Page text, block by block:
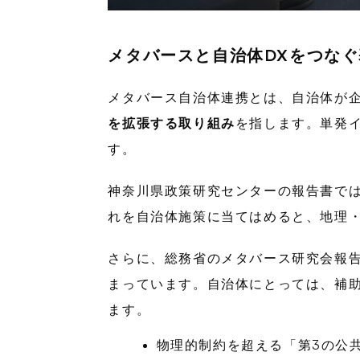
メタバースと自治体DXをつな
メタバース自治体連携とは、自治体が
を拡張する取り組み を指します。単発
す。
神奈川県政策研究センターの報告書で
れを自治体施策に当てはめると、地理
さらに、総務省のメタバース研究会報
まっています。自治体にとっては、補
ます。
物理的制約を超える「第3の公